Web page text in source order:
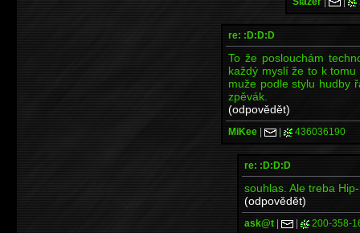
re: :D:D:D
To že poslouchám
každý myslí že to k
muže podle stylu hudby
zpěvák.
(odpovědět)
MiKee | | 436036190
re: :D:D:D
souhlas. Ale treba
(odpovědět)
ask@t | | 200-358-